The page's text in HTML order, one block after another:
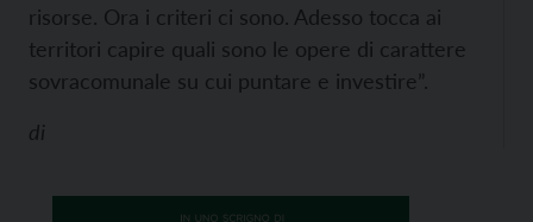
risorse. Ora i criteri ci sono. Adesso tocca ai
territori capire quali sono le opere di carattere
sovracomunale su cui puntare e investire”.
di